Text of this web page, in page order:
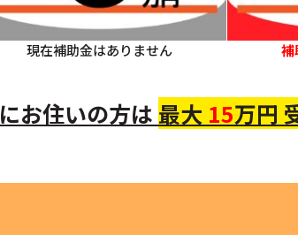
現在補助金はありません 補
にお住いの方は 最大 15万円